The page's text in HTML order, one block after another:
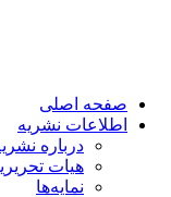
صفحه اصلی
اطلاعات نشریه
درباره نشریه
هیات تحریریه
نمایه‌ها